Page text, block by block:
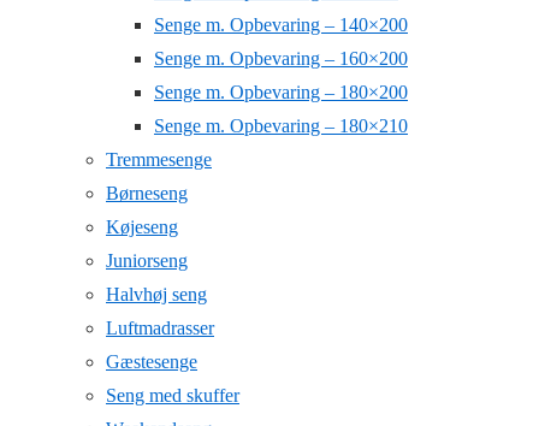
Senge m. Opbevaring – 140×200
Senge m. Opbevaring – 160×200
Senge m. Opbevaring – 180×200
Senge m. Opbevaring – 180×210
Tremmesenge
Børneseng
Køjeseng
Juniorseng
Halvhøj seng
Luftmadrasser
Gæstesenge
Seng med skuffer